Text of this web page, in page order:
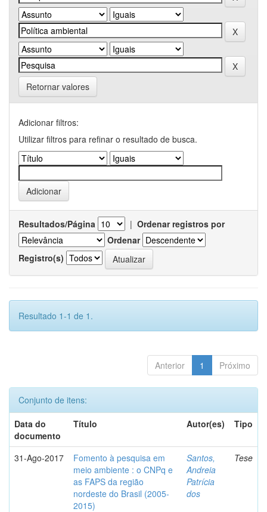
Retornar valores
Adicionar filtros:
Utilizar filtros para refinar o resultado de busca.
Resultados/Página | Ordenar registros por
Ordenar
Registro(s)
Resultado 1-1 de 1.
Anterior 1 Próximo
Conjunto de itens:
Data do
documento
Título Autor(es) Tipo
31-Ago-2017
Fomento à pesquisa em
meio ambiente : o CNPq e
as FAPS da região
nordeste do Brasil (2005-
2015)
Santos,
Andreia
Patrícia
dos
Tese